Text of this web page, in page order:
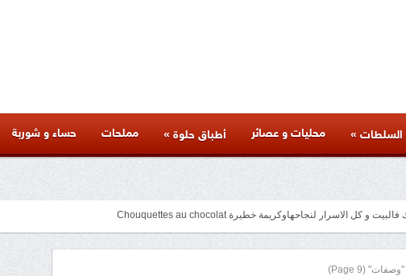
السلطات » محليات و عصائر أطباق حلوة » مملحات حساء و شوربة
ست وصفات متنوعة لذيذة بأسرار المطاعم وكل المراحل والنصائح والمكونات الخاصة بها
(Page 9)